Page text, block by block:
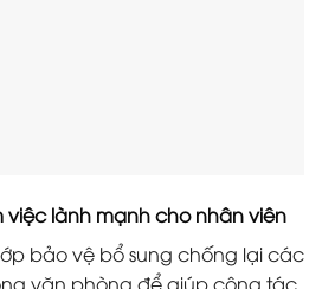
việc lành mạnh cho nhân viên
bảo vệ bổ sung chống lại các
văn phòng để giúp cộng tác